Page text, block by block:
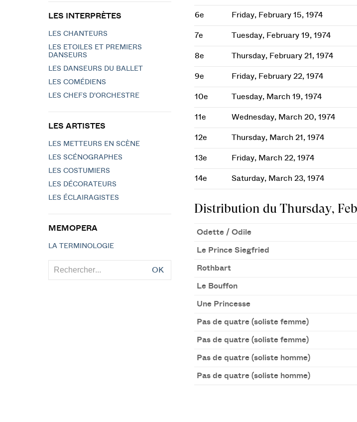
6e Friday, February 15, 1974
7e Tuesday, February 19, 1974
8e Thursday, February 21, 1974
9e Friday, February 22, 1974
10e Tuesday, March 19, 1974
11e Wednesday, March 20, 1974
12e Thursday, March 21, 1974
13e Friday, March 22, 1974
14e Saturday, March 23, 1974
Distribution du Thursday,
Odette / Odile
Le Prince Siegfried
Rothbart
Le Bouffon
Une Princesse
Pas de quatre (soliste femme)
Pas de quatre (soliste femme)
Pas de quatre (soliste homme)
Pas de quatre (soliste homme)
LES INTERPRÈTES
LES CHANTEURS
LES ETOILES ET PREMIERS
DANSEURS
LES DANSEURS DU BALLET
LES COMÉDIENS
LES CHEFS D'ORCHESTRE
LES ARTISTES
LES METTEURS EN SCÈNE
LES SCÉNOGRAPHES
LES COSTUMIERS
LES DÉCORATEURS
LES ÉCLAIRAGISTES
MEMOPERA
LA TERMINOLOGIE
OK